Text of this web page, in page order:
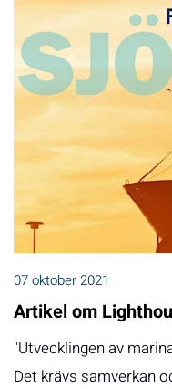
07 oktober 2021
Artikel om
"Utvecklingen av
Det krävs samverkan